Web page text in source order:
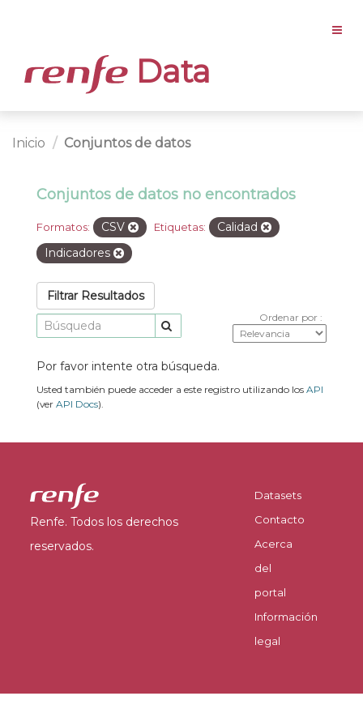
Data
Inicio Conjuntos de datos
Conjuntos de datos no encontrados
Formatos: CSV Etiquetas:
Calidad
Indicadores
Filtrar Resultados
Ordenar por
Por favor intente otra búsqueda.
Usted también puede acceder a este registro utilizando los API
(ver API Docs).
Renfe. Todos los derechos
reservados.
Datasets
Contacto
Acerca
del
portal
Información
legal